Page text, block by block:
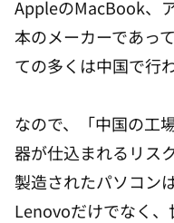
AppleのMacBook、
本のメーカーであっ
ての多くは中国で行
なので、「中国の工
器が仕込まれるリス
製造されたパソコン
Lenovoだけでなく、